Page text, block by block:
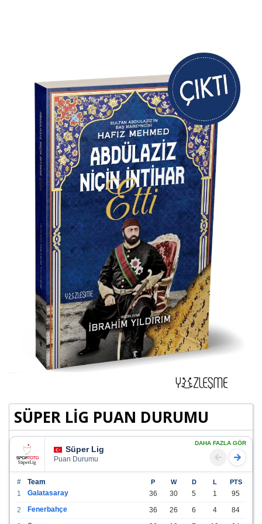
SÜPER LİG PUAN DURUMU
Süper Lig
Puan Durumu
DAHA FAZLA GÖR
# Team P W D L PTS
1 Galatasaray 36 30 5 1
95
2
Fenerbahçe 36 26 6 4
84